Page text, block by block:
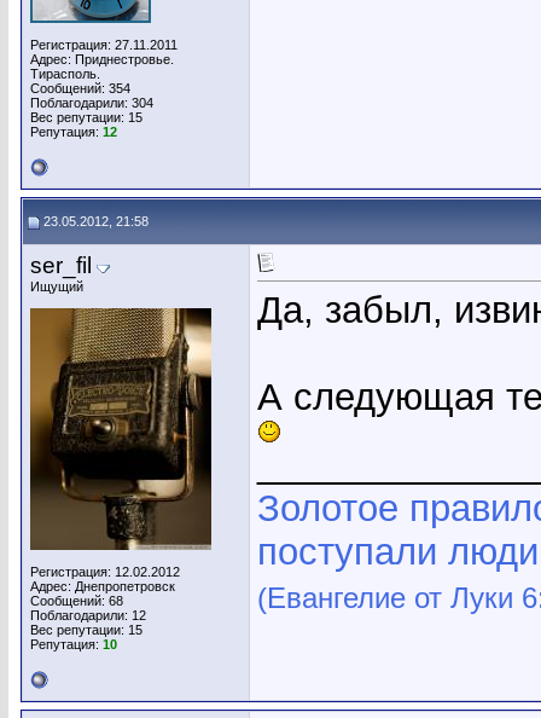
Регистрация: 27.11.2011
Адрес: Приднестровье.
Тирасполь.
Сообщений: 354
Поблагодарили: 304
Вес репутации: 15
Репутация: 12
23.05.2012, 21:58
ser_fil
Ищущий
Регистрация: 12.02.2012
Адрес: Днепропетровск
Сообщений: 68
Поблагодарили: 12
Вес репутации: 15
Репутация: 10
Да, забыл,
А следующая
Золотое
поступали
(Евангелие от Луки